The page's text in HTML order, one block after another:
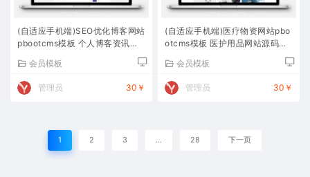
(自适应手机端)SEO优化博客网站
pbootcms模板 个人博客资讯网
会员模板
管理员 30￥
(自适应手机端)医疗物资网站pbo
otcms模板 医护用品网站源码下
会员模板
管理员 30￥
1 2 3 … 28 下一页